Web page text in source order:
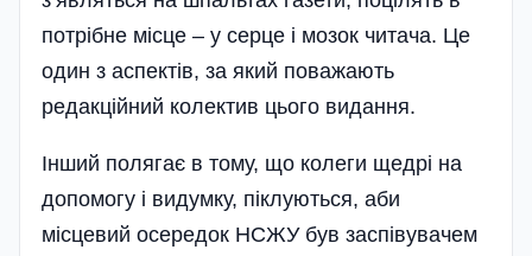
потрібне місце – у серце і мозок читача. Це
один з аспектів, за який поважають
редакційний колектив цього видання.
Інший полягає в тому, що колеги щедрі на
допомогу і видумку, піклуються, аби
місцевий осередок НСЖУ був заспівувачем